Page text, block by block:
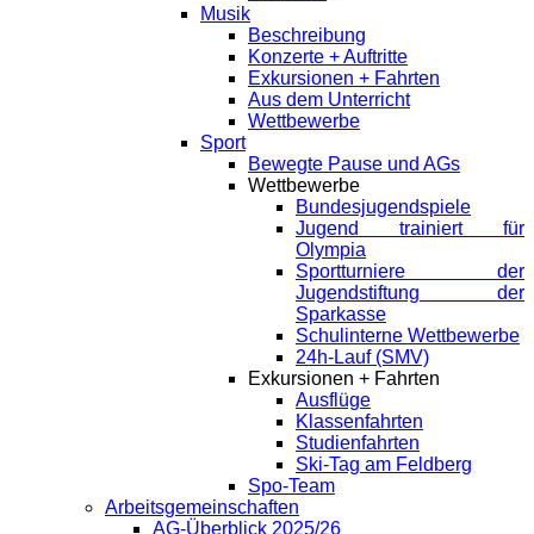
Musik
Beschreibung
Konzerte + Auftritte
Exkursionen + Fahrten
Aus dem Unterricht
Wettbewerbe
Sport
Bewegte Pause und AGs
Wettbewerbe
Bundesjugendspiele
Jugend trainiert für
Olympia
Sportturniere der
Jugendstiftung der
Sparkasse
Schulinterne Wettbewerbe
24h-Lauf (SMV)
Exkursionen + Fahrten
Ausflüge
Klassenfahrten
Studienfahrten
Ski-Tag am Feldberg
Spo-Team
Arbeitsgemeinschaften
AG-Überblick 2025/26